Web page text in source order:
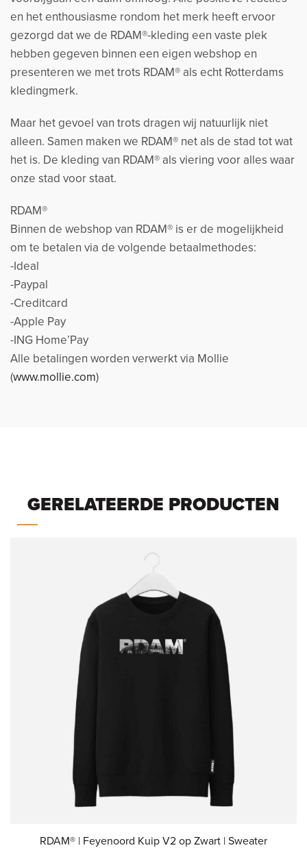
en het enthousiasme rondom het merk heeft ervoor
gezorgd dat we de RDAM®-kleding een vaste plek
hebben gegeven binnen een eigen webshop en
presenteren we met trots RDAM® als echt Rotterdams
kledingmerk.
Maar het gevoel van trots dragen wij natuurlijk niet
alleen. Samen maken we RDAM® net als de stad tot wat
het is. De kleding van RDAM® als viering voor alles waar
onze stad voor staat.
RDAM®
Binnen de webshop van RDAM® is er de mogelijkheid
om te betalen via de volgende betaalmethodes:
-Ideal
-Paypal
-Creditcard
-Apple Pay
-ING Home’Pay
Alle betalingen worden verwerkt via Mollie
(www.mollie.com)
GERELATEERDE PRODUCTEN
RDAM® | Feyenoord Kuip V2 op Zwart | Sweater